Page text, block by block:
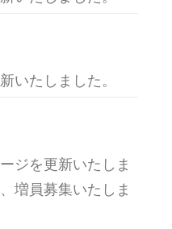
いたしました。
ジを更新いたしま
増員募集いたしま